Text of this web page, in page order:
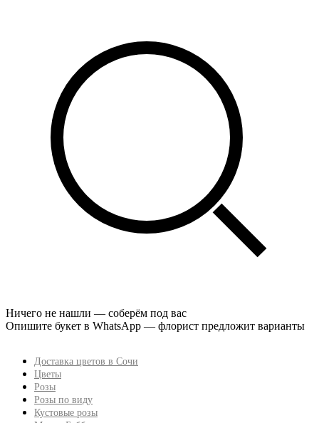
Ничего не нашли — соберём под вас
Опишите букет в WhatsApp — флорист предложит варианты
Доставка цветов в Сочи
Цветы
Розы
Розы по виду
Кустовые розы